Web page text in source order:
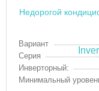
Недорогой
Вариант
Серия
Инверторный:
Минимальный